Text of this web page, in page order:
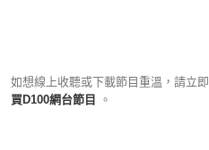
如想線上收聽或下載節目重溫，請立即
買D100網台節目
。